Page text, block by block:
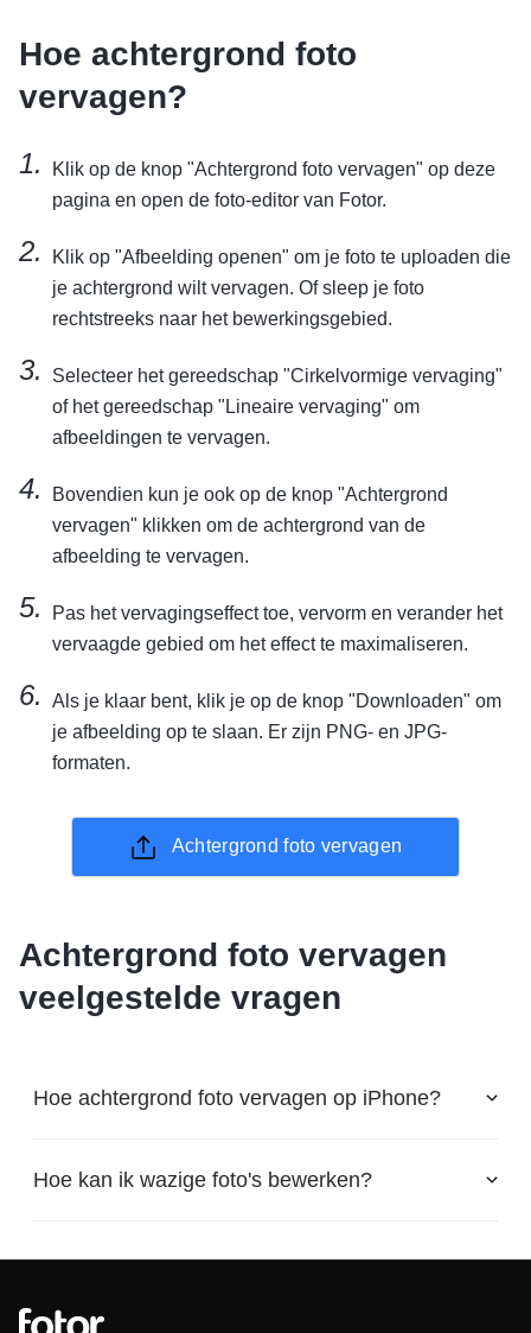
Hoe achtergrond foto
vervagen?
Klik op de knop "Achtergrond foto vervagen" op deze
pagina en open de foto-editor van Fotor.
Klik op "Afbeelding openen" om je foto te uploaden die
je achtergrond wilt vervagen. Of sleep je foto
rechtstreeks naar het bewerkingsgebied.
Selecteer het gereedschap "Cirkelvormige vervaging"
of het gereedschap "Lineaire vervaging" om
afbeeldingen te vervagen.
Bovendien kun je ook op de knop "Achtergrond
vervagen" klikken om de achtergrond van de
afbeelding te vervagen.
Pas het vervagingseffect toe, vervorm en verander het
vervaagde gebied om het effect te maximaliseren.
Als je klaar bent, klik je op de knop "Downloaden" om
je afbeelding op te slaan. Er zijn PNG- en JPG-
formaten.
Achtergrond foto vervagen
Achtergrond foto vervagen
veelgestelde vragen
Hoe achtergrond foto vervagen op iPhone?
Hoe kan ik wazige foto's bewerken?